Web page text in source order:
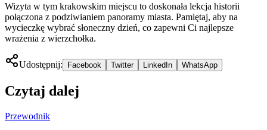
Wizyta w tym krakowskim miejscu to doskonała lekcja historii
połączona z podziwianiem panoramy miasta. Pamiętaj, aby na
wycieczkę wybrać słoneczny dzień, co zapewni Ci najlepsze
wrażenia z wierzchołka.
Udostępnij: Facebook Twitter LinkedIn WhatsApp
Czytaj dalej
Przewodnik